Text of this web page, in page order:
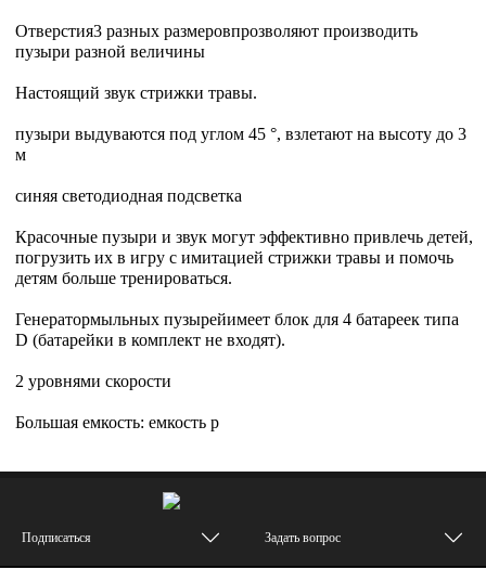
Отверстия3 разных размеровпрозволяют производить
пузыри разной величины
Настоящий звук стрижки травы.
пузыри выдуваются под углом 45 °, взлетают на высоту до 3
м
синяя светодиодная подсветка
Красочные пузыри и звук могут эффективно привлечь детей,
погрузить их в игру с имитацией стрижки травы и помочь
детям больше тренироваться.
Генератормыльных пузырейимеет блок для 4 батареек типа
D (батарейки в комплект не входят).
2 уровнями скорости
Большая емкость: емкость р
Подписаться Задать вопрос